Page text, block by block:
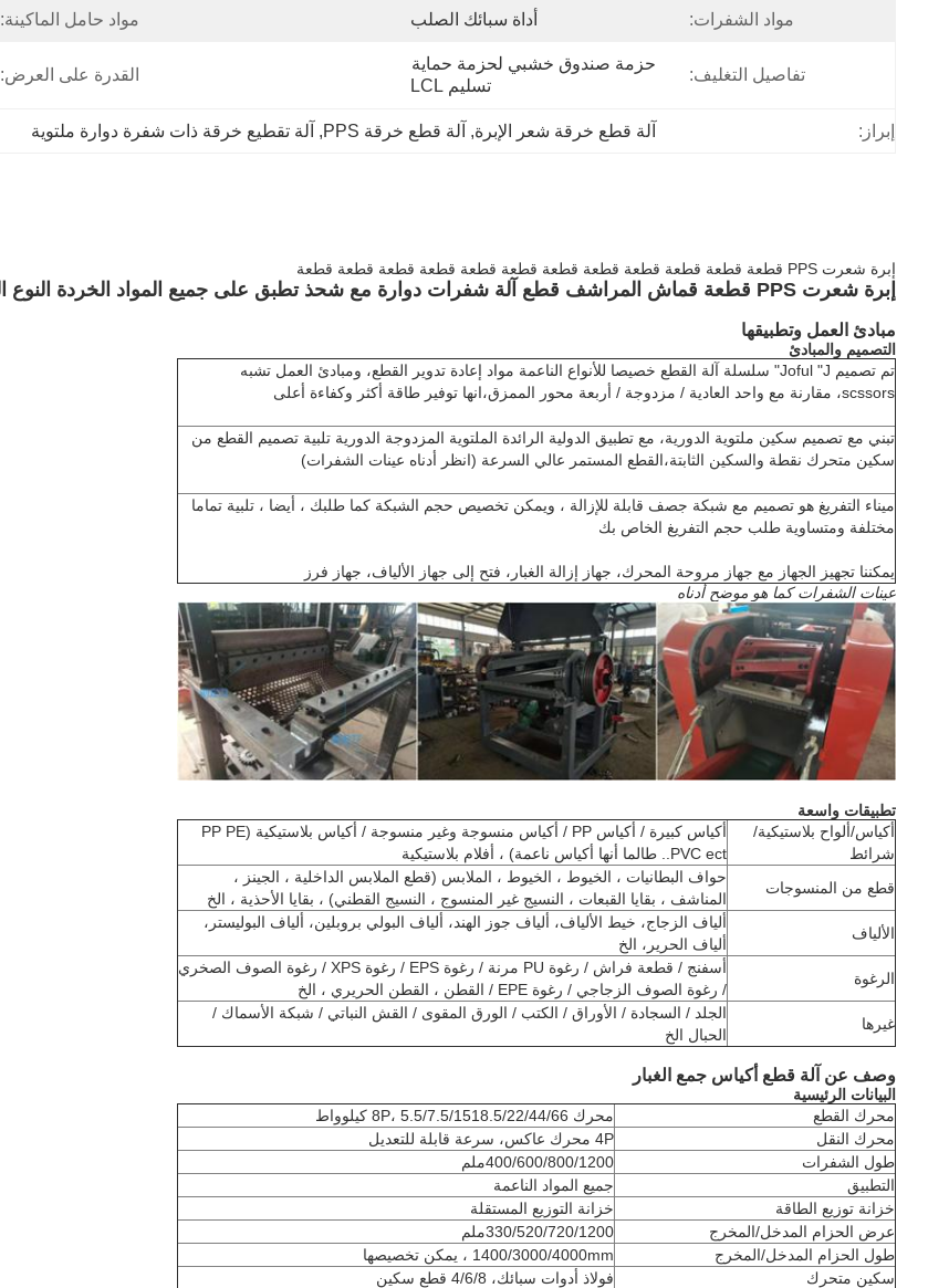
مواد الشفرات: أداة سبائك الصلب مواد حامل الماكينة:
تفاصيل التغليف:
تسليم LCL
القدرة على العرض:
إبراز: آلة قطع خرقة شعر الإبرة, آلة قطع خرقة PPS , آلة تقطيع خرقة ذات شفرة دوارة ملتوية
إبرة شعرت PPS قطعة قطعة قطعة قطعة قطعة قطعة قطعة قطعة قطعة قطعة قطعة قطعة
إبرة شعرت PPS قطعة قماش المراشف قطع آلة شفرات دوارة مع شحذ تطبق على جميع المواد الخردة النوع الناعم إعادة تدوير كسارة
مبادئ العمل وتطبيقها
التصميم والمبادئ
تم تصميم Joful "J" سلسلة آلة القطع خصيصا للأنواع الناعمة مواد إعادة تدوير القطع، ومبادئ العمل تشبه
scssors، مقارنة مع واحد العادية / مزدوجة / أربعة محور الممزق،انها توفير طاقة أكثر وكفاءة أعلى
تبني مع تصميم سكين ملتوية الدورية، مع تطبيق الدولية الرائدة الملتوية المزدوجة الدورية تلبية تصميم القطع من
سكين متحرك نقطة والسكين الثابتة،القطع المستمر عالي السرعة (انظر أدناه عينات الشفرات)
ميناء التفريغ هو تصميم مع شبكة جصف قابلة للإزالة ، ويمكن تخصيص حجم الشبكة كما طلبك ، أيضا ، تلبية تماما
مختلفة ومتساوية طلب حجم التفريغ الخاص بك
يمكننا تجهيز الجهاز مع جهاز مروحة المحرك، جهاز إزالة الغبار، فتح إلى جهاز الألياف، جهاز فرز
عينات الشفرات كما هو موضح أدناه
تطبيقات واسعة
أكياس/ألواح بلاستيكية/
شرائط
أكياس كبيرة / أكياس PP / أكياس منسوجة وغير منسوجة / أكياس بلاستيكية (PP PE
PVC ect.. طالما أنها أكياس ناعمة) ، أفلام بلاستيكية
قطع من المنسوجات
حواف البطانيات ، الخيوط ، الخيوط ، الملابس (قطع الملابس الداخلية ، الجينز ،
المناشف ، بقايا القبعات ، النسيج غير المنسوج ، النسيج القطني) ، بقايا الأحذية ، الخ
الألياف
ألياف الزجاج، خيط الألياف، ألياف جوز الهند، ألياف البولي بروبلين، ألياف البوليستر،
ألياف الحرير، الخ
الرغوة
أسفنج / قطعة فراش / رغوة PU مرنة / رغوة EPS / رغوة XPS / رغوة الصوف الصخري
/ رغوة الصوف الزجاجي / رغوة EPE / القطن ، القطن الحريري ، الخ
غيرها
الجلد / السجادة / الأوراق / الكتب / الورق المقوى / القش النباتي / شبكة الأسماك /
الحبال الخ
وصف عن آلة قطع أكياس جمع الغبار
البيانات الرئيسية
محرك القطع
محرك 8P، 5.5/7.5/1518.5/22/44/66 كيلوواط
محرك النقل
4P محرك عاكس، سرعة قابلة للتعديل
طول الشفرات
400/600/800/1200ملم
التطبيق
جميع المواد الناعمة
خزانة توزيع الطاقة
خزانة التوزيع المستقلة
عرض الحزام المدخل/المخرج
330/520/720/1200ملم
طول الحزام المدخل/المخرج
1400/3000/4000mm ، يمكن تخصيصها
سكين متحرك
فولاذ أدوات سبائك، 4/6/8 قطع سكين